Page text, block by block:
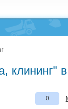
клининг"
0